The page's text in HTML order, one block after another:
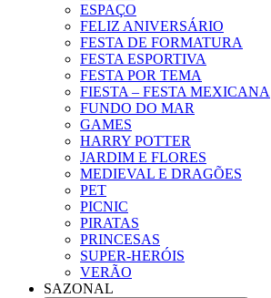
ESPAÇO
FELIZ ANIVERSÁRIO
FESTA DE FORMATURA
FESTA ESPORTIVA
FESTA POR TEMA
FIESTA – FESTA MEXICANA
FUNDO DO MAR
GAMES
HARRY POTTER
JARDIM E FLORES
MEDIEVAL E DRAGÕES
PET
PICNIC
PIRATAS
PRINCESAS
SUPER-HERÓIS
VERÃO
SAZONAL